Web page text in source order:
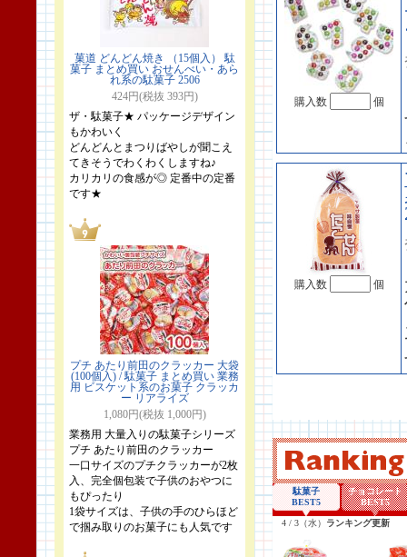
菓道 どんどん焼き （15個入） 駄
菓子 まとめ買い おせんべい・あら
れ系の駄菓子 2506
424円(税抜 393円)
ザ・駄菓子★ パッケージデザイン
もかわいく
どんどんとまつりばやしが聞こえ
てきそうでわくわくしますね♪
カリカリの食感が◎ 定番中の定番
です★
プチ あたり前田のクラッカー 大袋
(100個入) / 駄菓子 まとめ買い 業務
用 ビスケット系のお菓子 クラッカ
ー リアライズ
1,080円(税抜 1,000円)
業務用 大量入りの駄菓子シリーズ
プチ あたり前田のクラッカー
一口サイズのプチクラッカーが2枚
入、完全個包装で子供のおやつに
もぴったり
1袋サイズは、子供の手のひらほど
で掴み取りのお菓子にも人気です
購入数 個
購入数 個